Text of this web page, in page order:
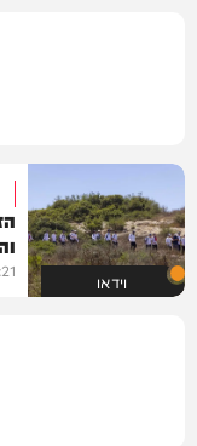
וידאו